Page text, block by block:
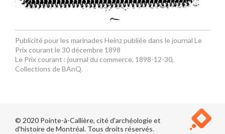
Publicité pour les marinades Heinz publiée dans le journal Le
Prix courant le 30 décembre 1898
Le Prix courant : journal du commerce, 1898-12-30,
Collections de BAnQ.
© 2020 Pointe-à-Callière, cité d'archéologie et
d'histoire de Montréal. Tous droits réservés.